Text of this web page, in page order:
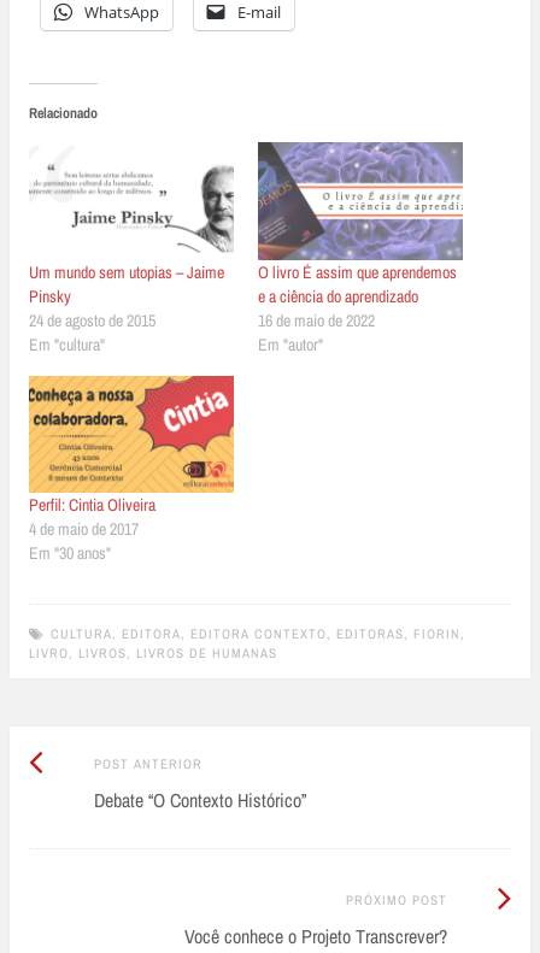
WhatsApp E-mail
Relacionado
Um mundo sem utopias – Jaime
Pinsky
24 de agosto de 2015
Em "cultura"
O livro É assim que aprendemos
e a ciência do aprendizado
16 de maio de 2022
Em "autor"
Perfil: Cintia Oliveira
4 de maio de 2017
Em "30 anos"
CULTURA, EDITORA, EDITORA CONTEXTO, EDITORAS, FIORIN ,
LIVRO, LIVROS, LIVROS DE HUMANAS
Post
navigation
POST ANTERIOR
Anterior:
Debate “O Contexto Histórico”
PRÓXIMO POST
Você conhece o Projeto Transcrever?
Próximo